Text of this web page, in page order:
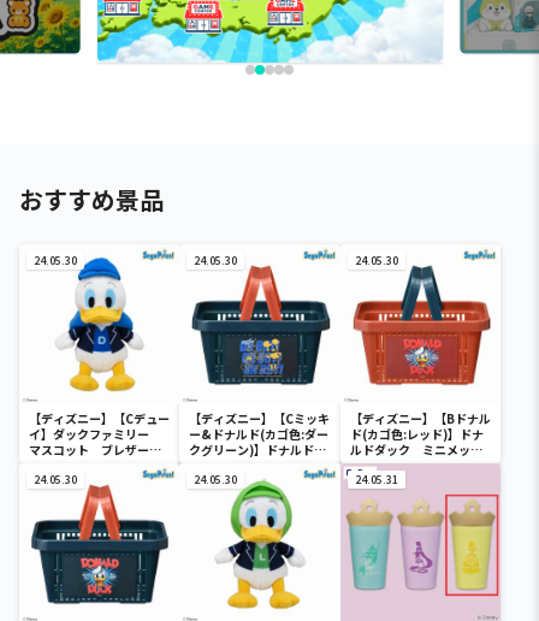
おすすめ景品
24.05.30
【ディズニー】【Cデュー
イ】ダックファミリー
マスコット ブレザーコ
24.05.30
【ディズニー】【Cミッキ
ー&ドナルド(カゴ色:ダー
クグリーン)】ドナルドダ
ック ミニメッシュカゴ
24.05.30
【ディズニー】【Bドナル
ド(カゴ色:レッド)】ドナ
ルドダック ミニメッシ
ュカゴ
24.05.30 24.05.30 24.05.31